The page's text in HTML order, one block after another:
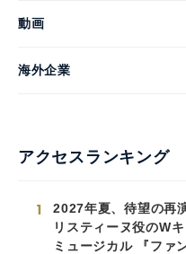
動画
海外企業
アクセスランキング
1
2027年夏、待望の再
リスティーヌ役のW
ミュージカル 『ファ